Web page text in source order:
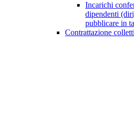
Incarichi
dipendenti
pubblicare in
Contrattazione